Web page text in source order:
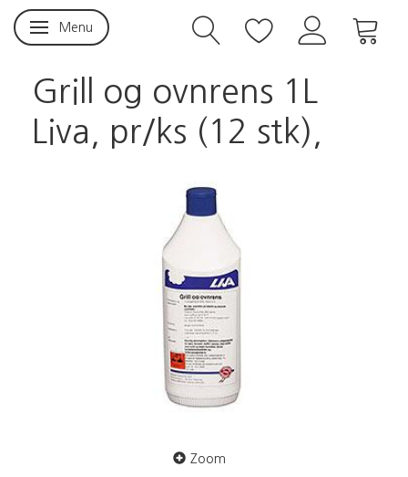
Skifte navigation
Menu
Grill og ovnrens 1L
Liva, pr/ks (12 stk),
Zoom